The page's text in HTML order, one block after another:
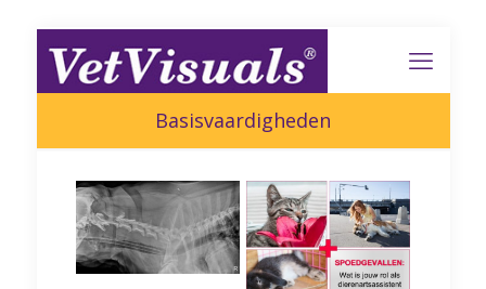
Basisvaardigheden